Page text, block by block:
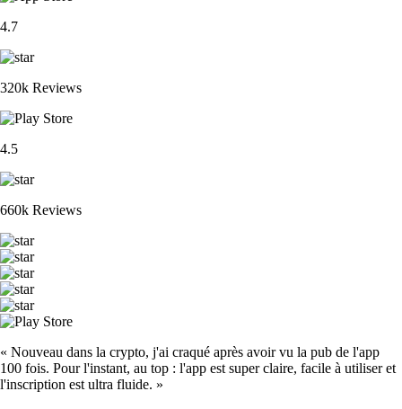
4.7
320k Reviews
4.5
660k Reviews
« Nouveau dans la crypto, j'ai craqué après avoir vu la pub de l'app
100 fois. Pour l'instant, au top : l'app est super claire, facile à utiliser et
l'inscription est ultra fluide. »